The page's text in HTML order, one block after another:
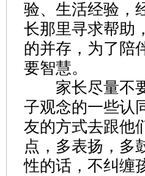
验、生活经验，
长那里寻求帮助
的并存，为了陪
要智慧。
家长尽量不要
子观念的一些认
友的方式去跟他
点，多表扬，多
性的话，不纠缠